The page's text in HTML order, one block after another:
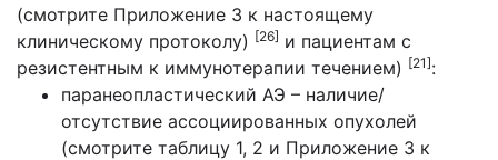
(смотрите Приложение 3 к настоящему
клиническому протоколу) [26] и пациентам с
резистентным к иммунотерапии течением) [21]:
паранеопластический АЭ – наличие/
отсутствие ассоциированных опухолей
(смотрите таблицу 1, 2 и Приложение 3 к